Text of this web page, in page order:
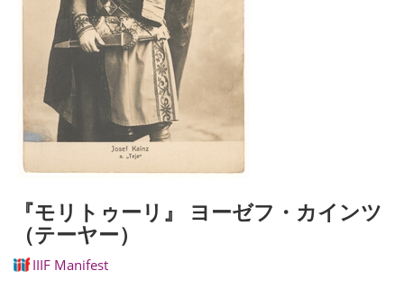
『モリトゥーリ』 ヨーゼフ・カインツ
（テーヤー）
IIIF Manifest